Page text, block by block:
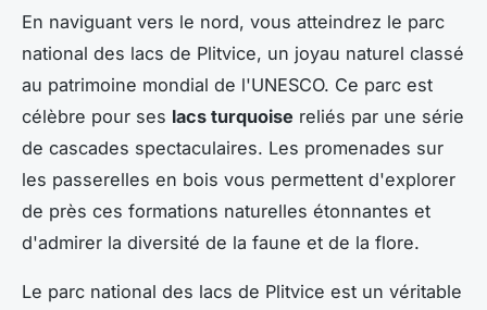
En naviguant vers le nord, vous atteindrez le parc
national des lacs de Plitvice, un joyau naturel classé
au patrimoine mondial de l'UNESCO. Ce parc est
célèbre pour ses lacs turquoise reliés par une série
de cascades spectaculaires. Les promenades sur
les passerelles en bois vous permettent d'explorer
de près ces formations naturelles étonnantes et
d'admirer la diversité de la faune et de la flore.
Le parc national des lacs de Plitvice est un véritable